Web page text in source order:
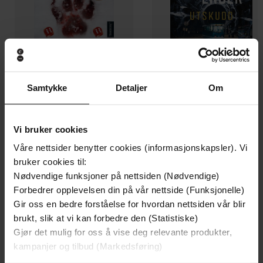
Samtykke Detaljer Om
Vi bruker cookies
Våre nettsider benytter cookies (informasjonskapsler). Vi
bruker cookies til:
Nødvendige funksjoner på nettsiden (Nødvendige)
Forbedrer opplevelsen din på vår nettside (Funksjonelle)
Gir oss en bedre forståelse for hvordan nettsiden vår blir
brukt, slik at vi kan forbedre den (Statistiske)
Gjør det mulig for oss å vise deg relevante produkter,
kampanjer og tilbud (Markedsføring)
199,-
Jo Nesbø
EBOK
349,-
EBOK
Undertittel Exciting food, simply cooked
Forfattere Mildreds(forfatter)